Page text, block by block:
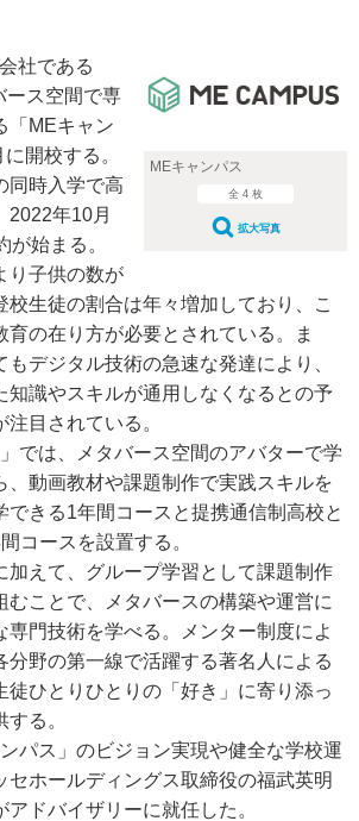
MEキャンパス
全 4 枚
拡大写真
社である
ース空間で専
「MEキャン
開校する。
同時入学で高
2022年10月
が始まる。
子供の数が
校生徒の割合は年々増加しており、こ
育の在り方が必要とされている。ま
デジタル技術の急速な発達により、
知識やスキルが通用しなくなるとの予
目されている。
では、メタバース空間のアバターで学
、動画教材や課題制作で実践スキルを
できる1年間コースと提携通信制高校と
コースを設置する。
えて、グループ学習として課題制作
むことで、メタバースの構築や運営に
専門技術を学べる。メンター制度によ
分野の第一線で活躍する著名人による
徒ひとりひとりの「好き」に寄り添っ
る。
パス」のビジョン実現や健全な学校運
セホールディングス取締役の福武英明
ドバイザリーに就任した。